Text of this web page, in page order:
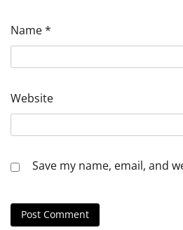
Name*
Website
Save my name, email, and